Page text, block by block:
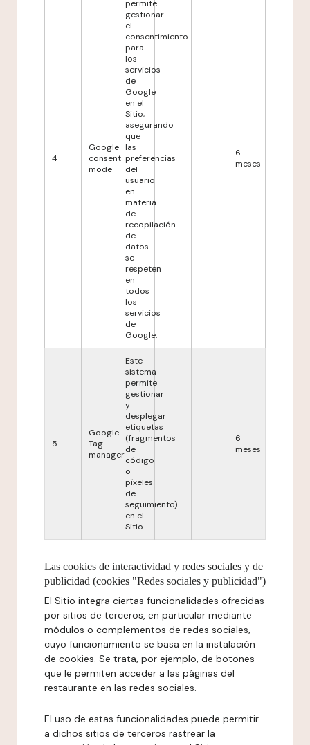
4
Google
consent
mode
permite
gestionar
el
consentimiento
para
los
servicios
de
Google
en el
Sitio,
asegurando
que
las
preferencias
del
usuario
en
materia
de
recopilación
de
datos
se
respeten
en
todos
los
servicios
de
Google.
6
meses
5
Google
Tag
manager
Este
sistema
permite
gestionar
y
desplegar
etiquetas
(fragmentos
de
código
o
píxeles
de
seguimiento)
en el
Sitio.
6
meses
Las cookies de interactividad y redes sociales y de
publicidad (cookies "Redes sociales y publicidad")
El Sitio integra ciertas funcionalidades ofrecidas
por sitios de terceros, en particular mediante
módulos o complementos de redes sociales,
cuyo funcionamiento se basa en la instalación
de cookies. Se trata, por ejemplo, de botones
que le permiten acceder a las páginas del
restaurante en las redes sociales.
El uso de estas funcionalidades puede permitir
a dichos sitios de terceros rastrear la